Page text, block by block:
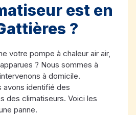
est en
?
votre pompe à chaleur air air,
? Nous sommes à
à domicile.
avons identifié des
des climatiseurs. Voici les
panne.